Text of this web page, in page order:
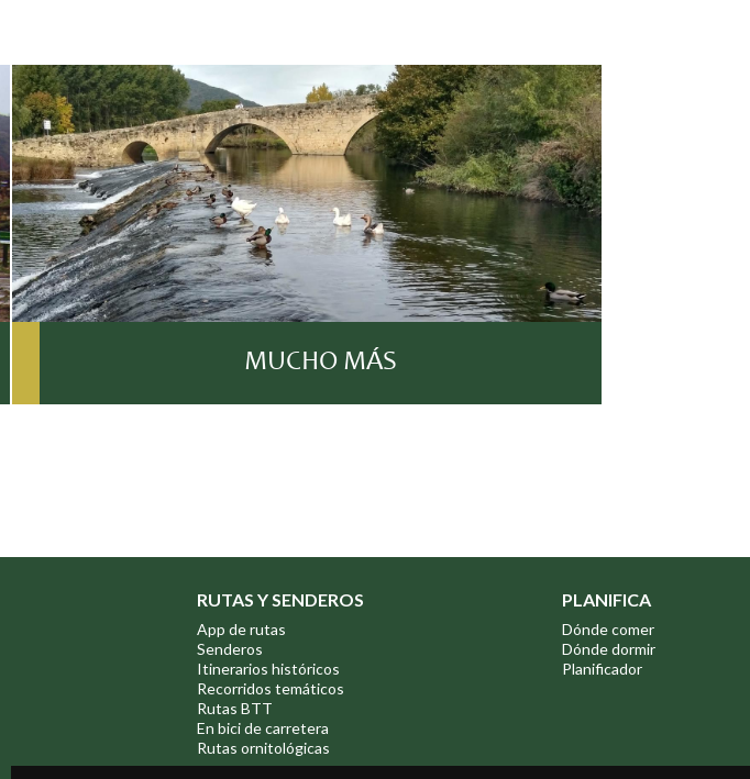
MUCHO MÁS
RUTAS Y SENDEROS
App de rutas
Senderos
Itinerarios históricos
Recorridos temáticos
Rutas BTT
En bici de carretera
Rutas ornitológicas
PLANIFICA
Dónde comer
Dónde dormir
Planificador